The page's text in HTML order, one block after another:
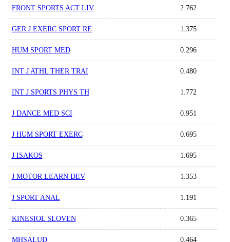
FRONT SPORTS ACT LIV 2.762
GER J EXERC SPORT RE 1.375
HUM SPORT MED 0.296
INT J ATHL THER TRAI 0.480
INT J SPORTS PHYS TH 1.772
J DANCE MED SCI 0.951
J HUM SPORT EXERC 0.695
J ISAKOS 1.695
J MOTOR LEARN DEV 1.353
J SPORT ANAL 1.191
KINESIOL SLOVEN 0.365
MHSALUD 0.464